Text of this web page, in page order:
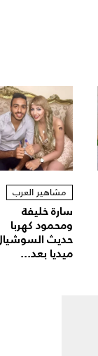
مشاهير العرب
سارة خليفة
ومحمود كهربا
حديث
ميديا بعد...